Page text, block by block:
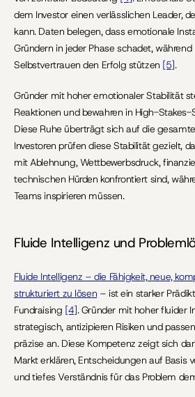
dem Investor einen verlässlichen Leader,
kann. Daten belegen, dass emotionale
Gründern in jeder Phase schadet, während
Selbstvertrauen den Erfolg stützen [5].
Gründer mit hoher emotionaler Stabilität
Reaktionen und bewahren in High-Stakes-
Diese Ruhe überträgt sich auf die
Investoren prüfen diese Stabilität gezielt,
mit Ablehnung, Wettbewerbsdruck,
technischen Hürden konfrontiert sind,
Teams inspirieren müssen.
Fluide Intelligenz und
Fluide Intelligenz – die Fähigkeit, neue,
strukturiert zu lösen – ist ein starker
Fundraising [4]. Gründer mit hoher fluider
strategisch, antizipieren Risiken und
präzise an. Diese Kompetenz zeigt sich
Markt erklären, Entscheidungen auf Basis
und tiefes Verständnis für das Problem